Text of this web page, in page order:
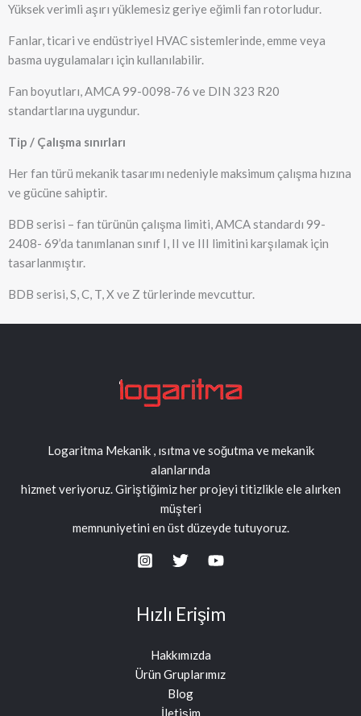
Yüksek verimli aşırı yüklemesiz geriye eğimli fan rotorludur.
Fanlar, ticari ve endüstriyel HVAC sistemlerinde, emme veya
basma uygulamaları için kullanılabilir.
Fan boyutları, AMCA 99-0098-76 ve DIN 323 R20
standartlarına uygundur.
Tip / Çalışma sınırları
Her fan türü mekanik tasarımı nedeniyle maksimum çalışma hızına
ve gücüne sahiptir.
BDB serisi – fan türünün çalışma limiti, AMCA standardı 99-
2408- 69’da tanımlanan sınıf I, II ve III limitini karşılamak için
tasarlanmıştır.
BDB serisi, S, C, T, X ve Z türlerinde mevcuttur.
Logaritma Mekanik , ısıtma ve soğutma ve mekanik
alanlarında
hizmet veriyoruz. Giriştiğimiz her projeyi titizlikle ele alırken
müşteri
memnuniyetini en üst düzeyde tutuyoruz.
Hızlı Erişim
Hakkımızda
Ürün Gruplarımız
Blog
İletişim